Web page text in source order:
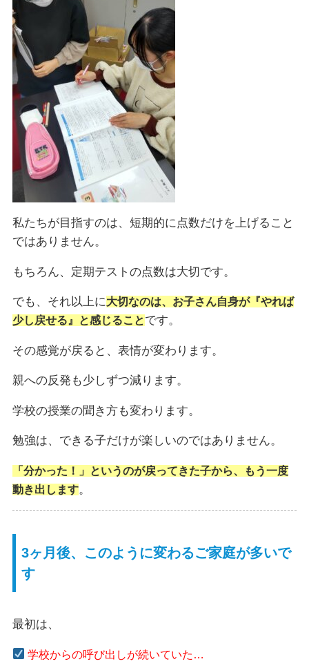
私たちが目指すのは、短期的に点数だけを上げること
ではありません。
もちろん、定期テストの点数は大切です。
でも、それ以上に大切なのは、お子さん自身が『やれば
少し戻せる』と感じることです。
その感覚が戻ると、表情が変わります。
親への反発も少しずつ減ります。
学校の授業の聞き方も変わります。
勉強は、できる子だけが楽しいのではありません。
「分かった！
」というのが戻ってきた子から、もう一度
動き出します。
3ヶ月後、このように変わるご家庭が多いで
す
最初は、
学校からの呼び出しが続いていた…